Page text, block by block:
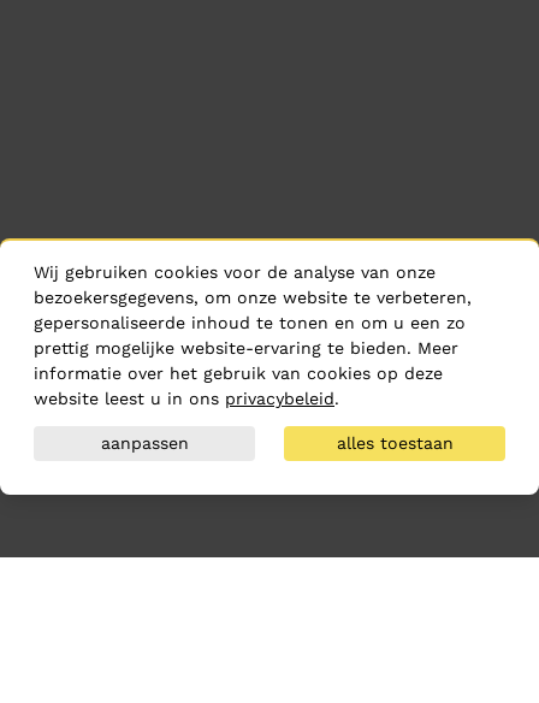
Wij gebruiken cookies voor de analyse van onze
bezoekersgegevens, om onze website te verbeteren,
gepersonaliseerde inhoud te tonen en om u een zo
prettig mogelijke website-ervaring te bieden. Meer
informatie over het gebruik van cookies op deze
website leest u in ons privacybeleid.
aanpassen alles toestaan